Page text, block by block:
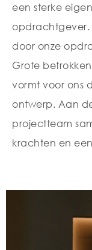
een sterke
opdrachtgever.
door onze
Grote
vormt voor ons
ontwerp. Aan
projectteam
krachten en